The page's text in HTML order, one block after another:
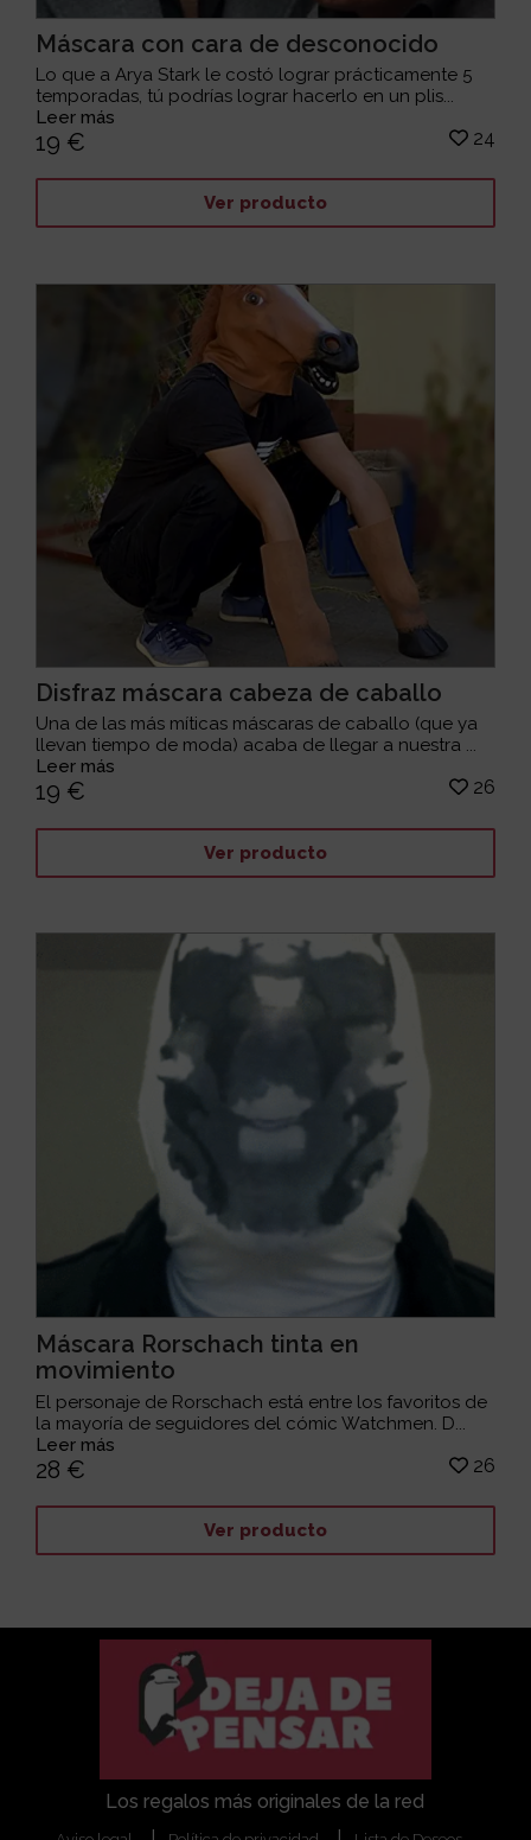
Máscara con cara de desconocido
Lo que a Arya Stark le costó lograr prácticamente 5
temporadas, tú podrías lograr hacerlo en un plis...
Leer más
19 € 24
Ver producto
Disfraz máscara cabeza de caballo
Una de las más míticas máscaras de caballo (que ya
llevan tiempo de moda) acaba de llegar a nuestra ...
Leer más
19 € 26
Ver producto
Máscara Rorschach tinta en
movimiento
El personaje de Rorschach está entre los favoritos de
la mayoría de seguidores del cómic Watchmen. D...
Leer más
28 € 26
Ver producto
Los regalos más originales de la red